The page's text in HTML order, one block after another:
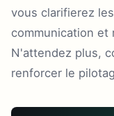
vous clarifierez
communication et
N'attendez plus,
renforcer le